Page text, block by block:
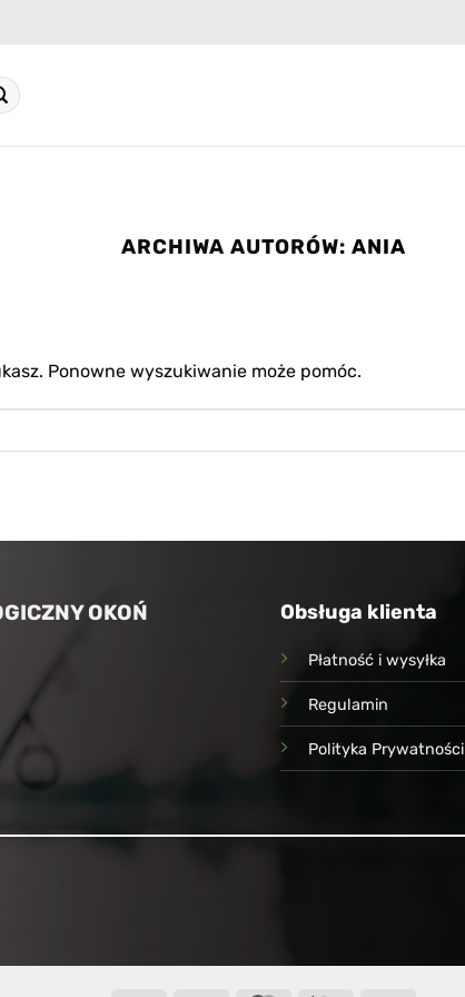
ARCHIWA AUTORÓW: ANIA
Ponowne wyszukiwanie może pomóc.
OKOŃ Obsługa klienta
Płatność i wysyłka
Regulamin
Polityka Prywatności